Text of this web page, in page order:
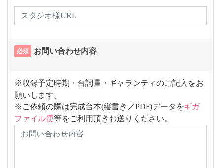
必須 お問い合わせ内容
※収録予定時期・台詞量・ギャランティのご記入をお
願いします。
※ご依頼の際は完成台本(縦書き／PDF)データをギガ
ファイル便等をご利用頂きお送りください。